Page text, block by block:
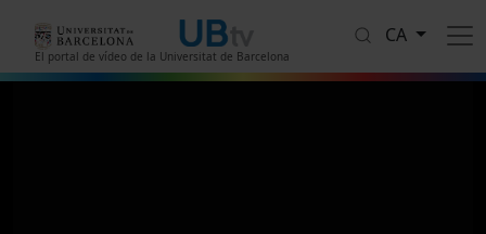
El portal de vídeo de la Universitat de Barcelona
CA